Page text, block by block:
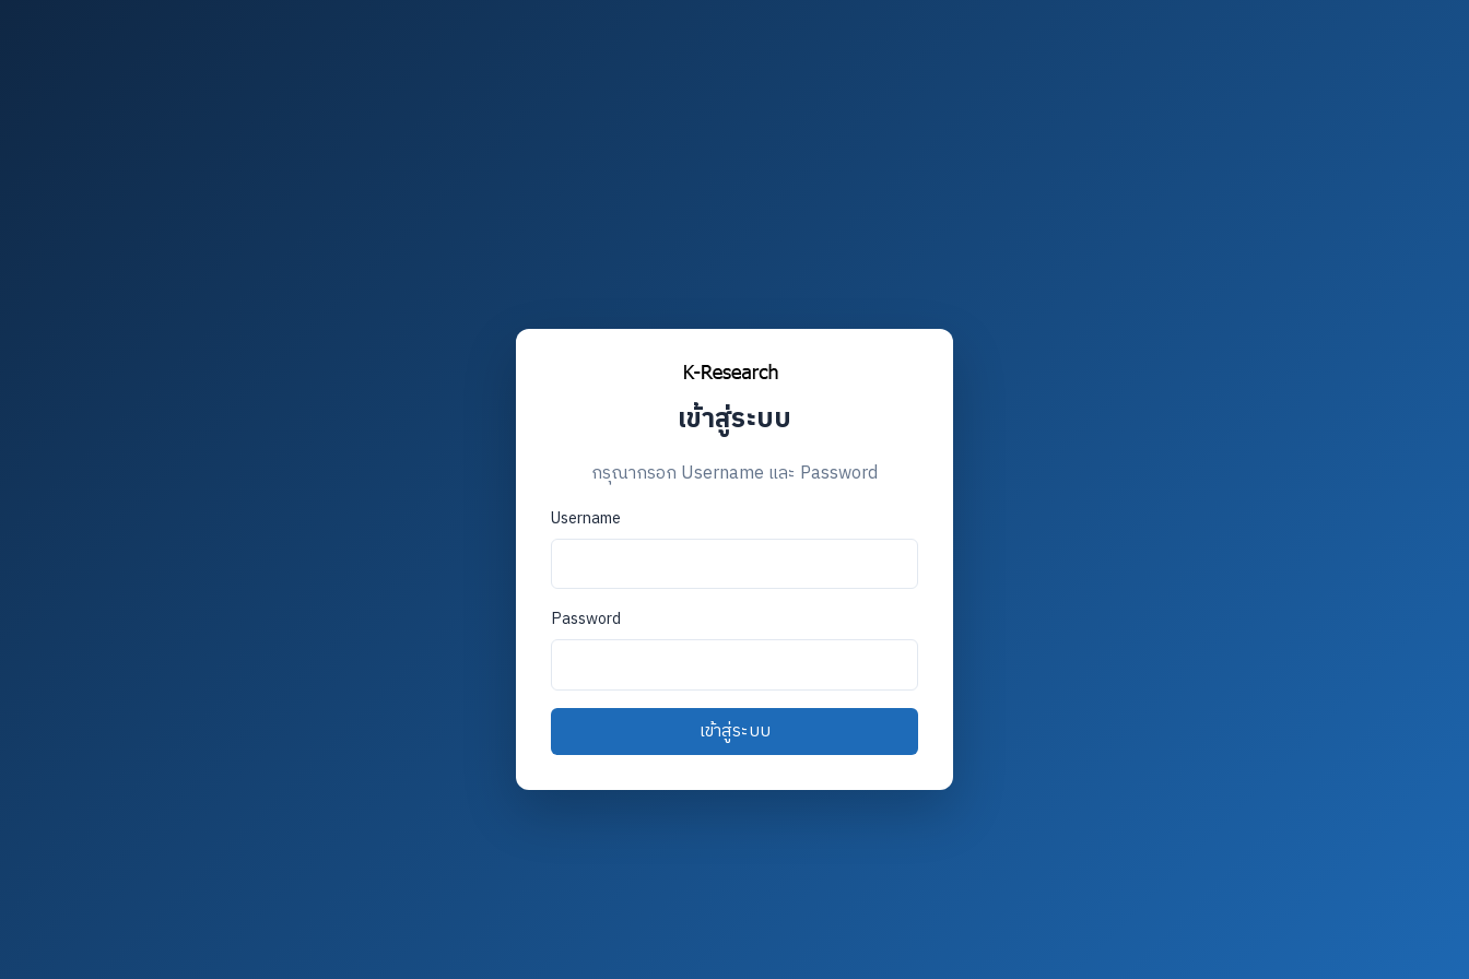
เข้าสู่ระบบ
กรุณากรอก Username และ Password
Username
Password
เข้าสู่ระบบ